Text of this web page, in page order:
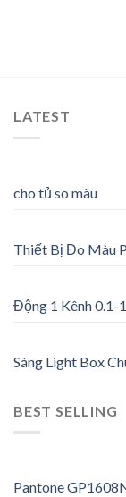
LATEST
cho tủ so màu
Thiết Bị Đo Màu
Động 1 Kênh 0.1-
Sáng Light Box
BEST SELLING
Pantone